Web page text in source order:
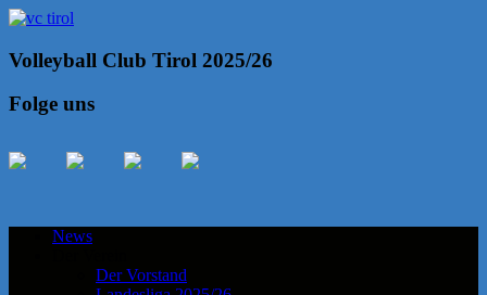
Volleyball Club Tirol 2025/26
Folge uns
News
Der Vorstand